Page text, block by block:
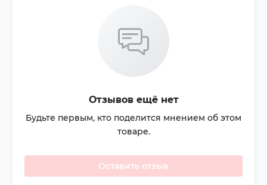
Отзывов ещё нет
Будьте первым, кто поделится мнением об этом
товаре.
Оставить отзыв